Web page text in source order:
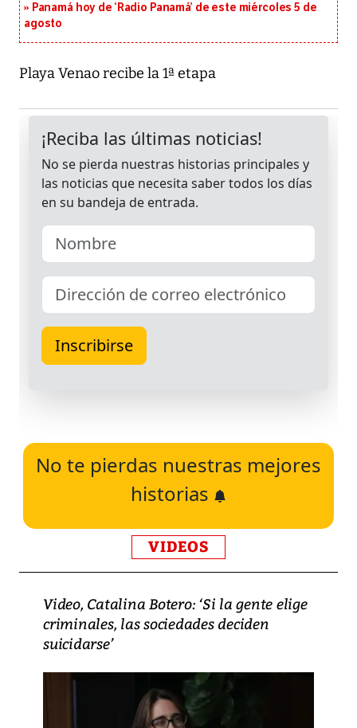
Panamá hoy de ‘Radio Panamá’ de este miércoles 5 de
agosto
Playa Venao recibe la 1ª etapa
No te pierdas nuestras mejores
historias
VIDEOS
Video, Catalina Botero: ‘Si la gente elige
criminales, las sociedades deciden
suicidarse’